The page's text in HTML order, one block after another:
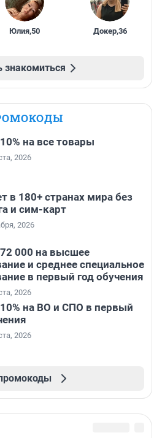
Юлия,50 Докер,36
знакомиться
на все товары
2026
в 180+ странах мира без
и сим-карт
2026
000 на высшее
и среднее специальное
в первый год обучения
2026
на ВО и СПО в первый
2026